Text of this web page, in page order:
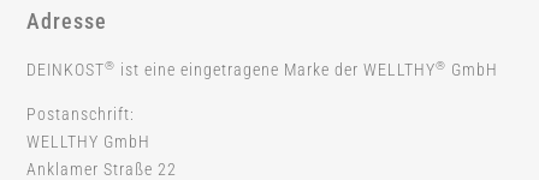
LOGIN
Adresse
DEINKOST® ist eine eingetragene Marke der WELLTHY® GmbH
Postanschrift:
WELLTHY GmbH
Anklamer Straße 22